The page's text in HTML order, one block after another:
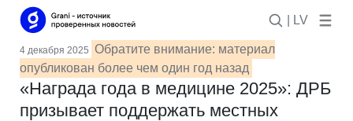
| LV
4 декабря 2025 Обратите внимание: материал
опубликован более чем один год назад
«Награда года в медицине 2025»: ДРБ
призывает поддержать местных